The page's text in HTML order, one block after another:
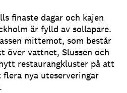
finaste dagar och kajen
är fylld av sollapare.
mittemot, som består
över vattnet, Slussen och
restaurangkluster på att
nya uteserveringar
.